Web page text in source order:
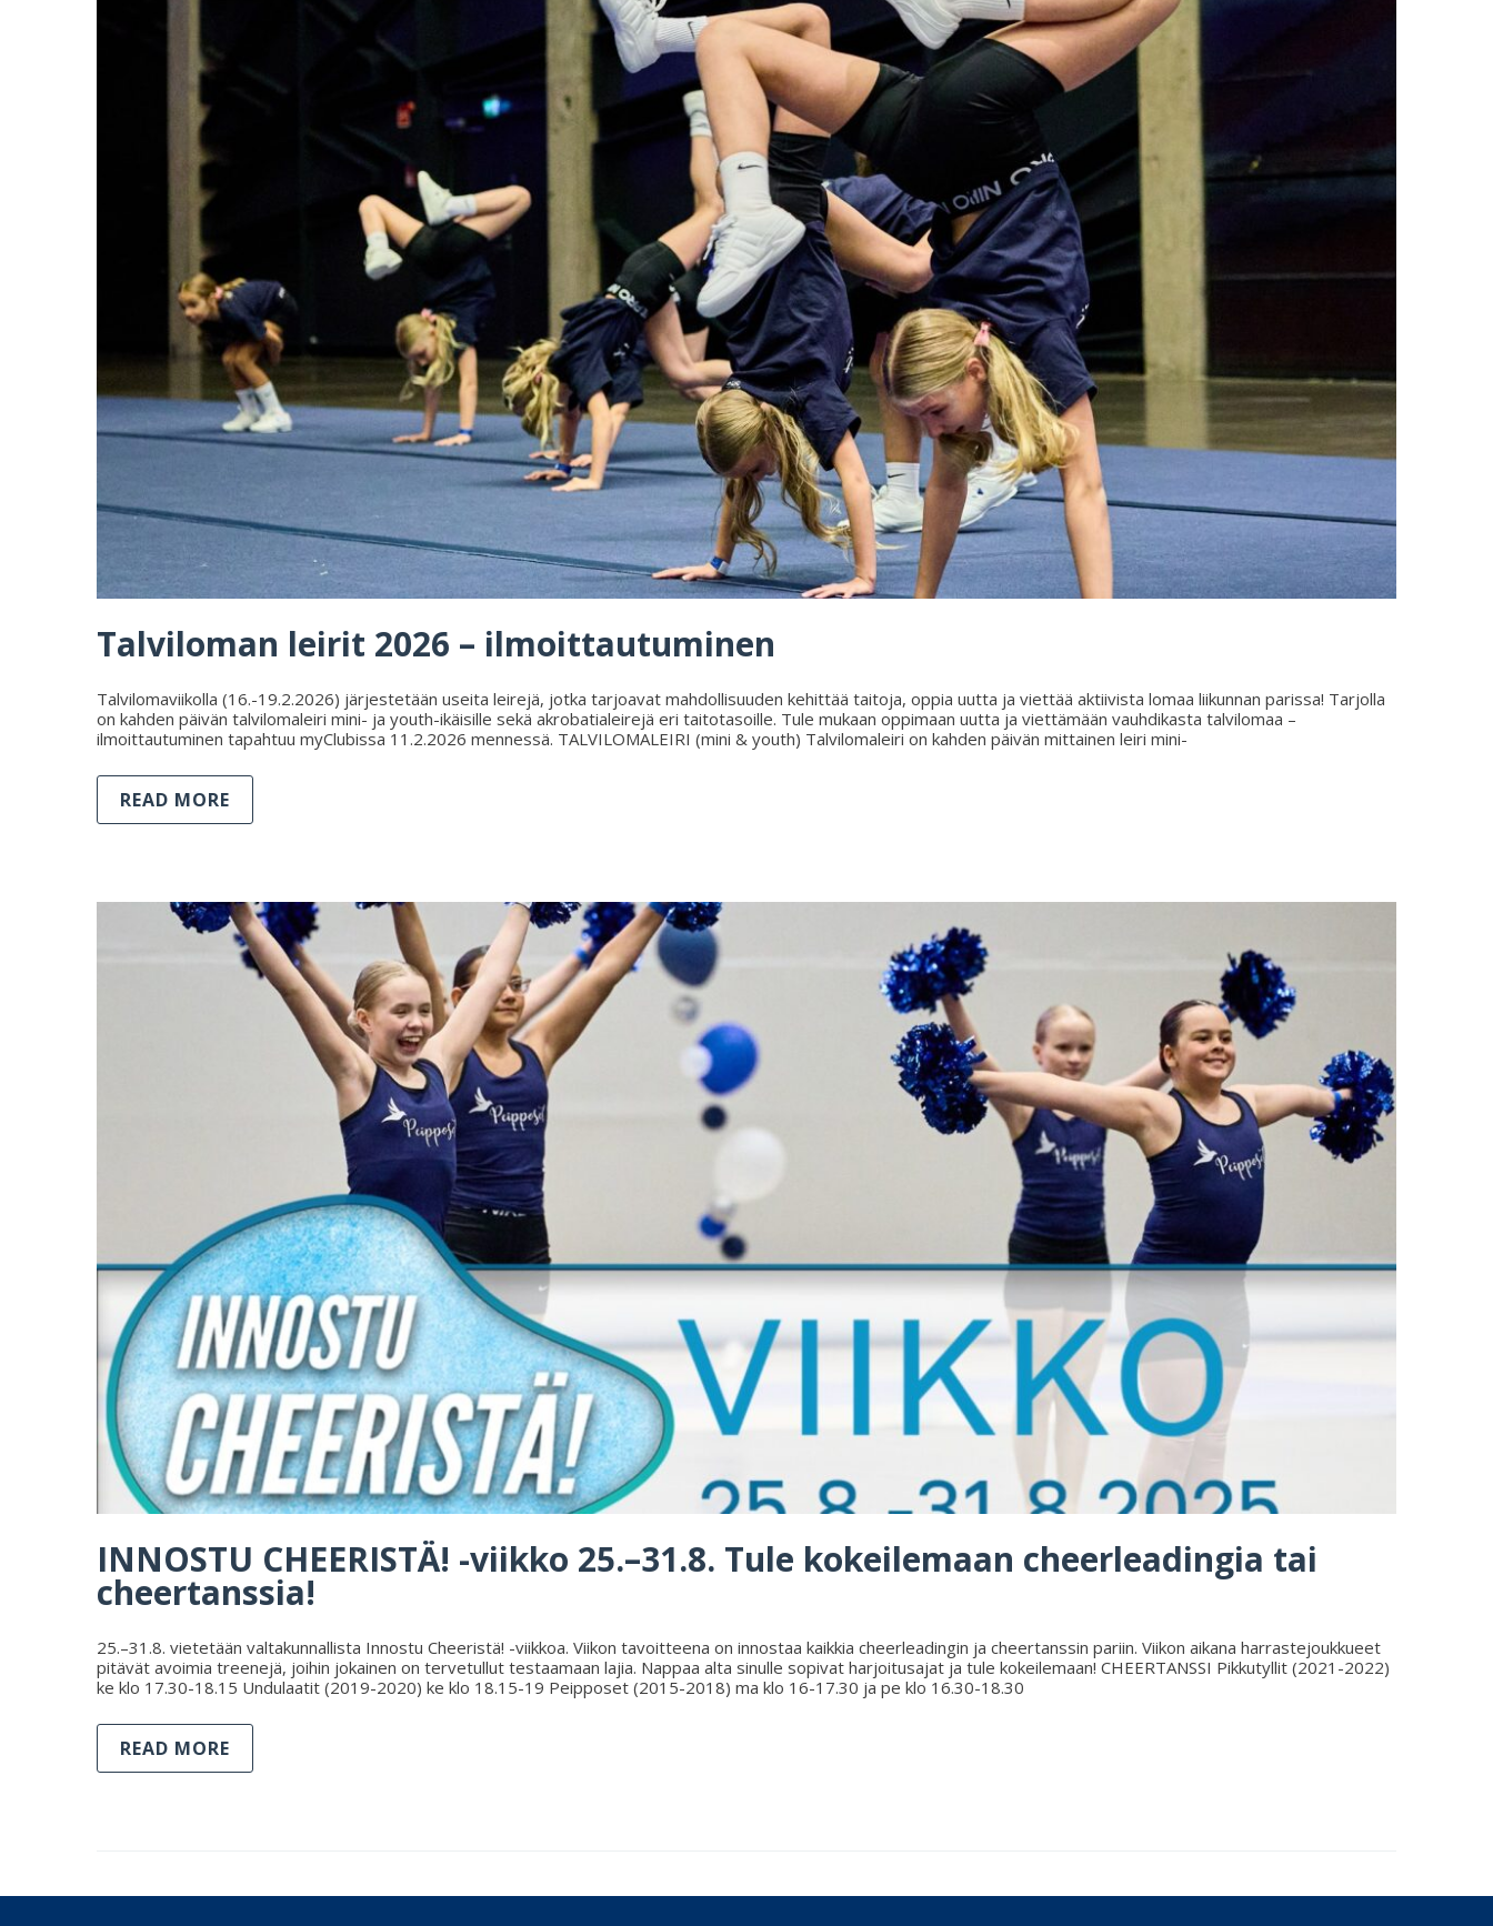
Talviloman leirit 2026 – ilmoittautuminen
Talvilomaviikolla (16.-19.2.2026) järjestetään useita leirejä, jotka tarjoavat mahdollisuuden kehittää taitoja, oppia uutta ja viettää aktiivista lomaa liikunnan parissa! Tarjolla
on kahden päivän talvilomaleiri mini- ja youth-ikäisille sekä akrobatialeirejä eri taitotasoille. Tule mukaan oppimaan uutta ja viettämään vauhdikasta talvilomaa –
ilmoittautuminen tapahtuu myClubissa 11.2.2026 mennessä. TALVILOMALEIRI (mini & youth) Talvilomaleiri on kahden päivän mittainen leiri mini-
READ MORE
INNOSTU CHEERISTÄ! -viikko 25.–31.8. Tule kokeilemaan cheerleadingia tai
cheertanssia!
25.–31.8. vietetään valtakunnallista Innostu Cheeristä! -viikkoa. Viikon tavoitteena on innostaa kaikkia cheerleadingin ja cheertanssin pariin. Viikon aikana harrastejoukkueet
pitävät avoimia treenejä, joihin jokainen on tervetullut testaamaan lajia. Nappaa alta sinulle sopivat harjoitusajat ja tule kokeilemaan! CHEERTANSSI Pikkutyllit (2021-2022)
ke klo 17.30-18.15 Undulaatit (2019-2020) ke klo 18.15-19 Peipposet (2015-2018) ma klo 16-17.30 ja pe klo 16.30-18.30
READ MORE